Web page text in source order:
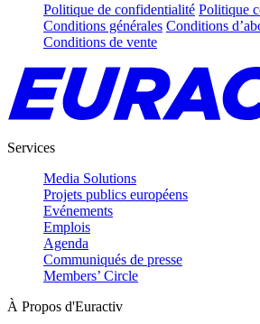
Politique de confidentialité Politique
Conditions générales Conditions
Conditions de vente
Services
Media Solutions
Projets publics européens
Evénements
Emplois
Agenda
Communiqués de presse
Members’ Circle
À Propos d'Euractiv